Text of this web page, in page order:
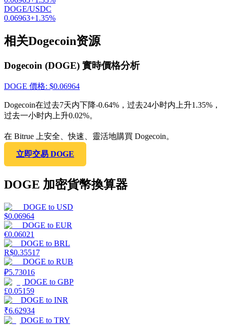
DOGE/USDC
0.06963+1.35%
相关Dogecoin资源
Dogecoin (DOGE) 實時價格分析
DOGE 價格: $0.06964
Dogecoin在过去7天内下降-0.64%，过去24小时内上升1.35%，
过去一小时内上升0.02%。
在 Bitrue 上安全、快速、靈活地購買 Dogecoin。
立即交易 DOGE
DOGE 加密貨幣換算器
DOGE to USD
$0.06964
DOGE to EUR
€0.06021
DOGE to BRL
R$0.35517
DOGE to RUB
₽5.73016
DOGE to GBP
£0.05159
DOGE to INR
₹6.62934
DOGE to TRY